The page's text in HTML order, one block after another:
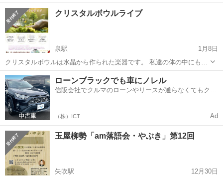
達郎（あらや たつろう）さんが、いわき湯本にやってきます！ みなさ
んは「トンコリ」という楽器を知っていますか？ 北海道の先住民族ア
イヌに伝わる、とても珍しい伝統...
福島 いわき市 湯本駅 コンサート/ショー
クリスタルボウルライブ
泉駅
1月8日
クリスタルボウルは水晶から作られた楽器です。 私達の体の中にもク
リスタルは存在し、クリスタルボウルが奏でる倍音と共鳴を起こし 清
らかな音の波の中で深い癒しへと導かれます。
福島 福島市 コンサート/ショー
クリスタルボウル
ローンブラックでも車にノレル
信販会社でクルマのローンやリースが通らなくてもクル
（株）ICT Ad
玉屋柳勢「am落語会・やぶき」第12回
矢吹駅
12月30日